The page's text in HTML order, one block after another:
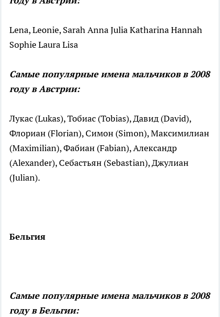
Lena, Leonie, Sarah Anna Julia Katharina Hannah
Sophie Laura Lisa
Самые популярные имена мальчиков в 2008
году в Австрии:
Лукас (Lukas), Тобиас (Tobias), Давид (David),
Флориан (Florian), Симон (Simon), Максимилиан
(Maximilian), Фабиан (Fabian), Александр
(Alexander), Себастьян (Sebastian), Джулиан
(Julian).
Бельгия
Самые популярные имена мальчиков в 2008
году в Бельгии: